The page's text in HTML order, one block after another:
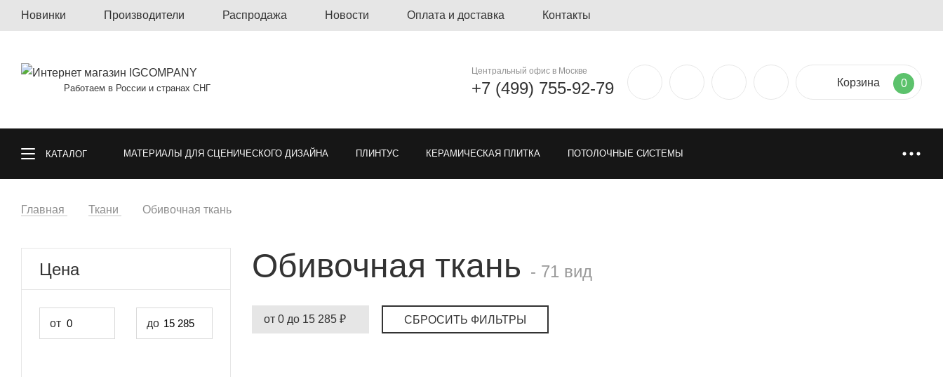
Новинки Производители Распродажа Новости Оплата и доставка Контакты
Работаем в России и странах СНГ
Центральный офис в Москве
+7 (499) 755-92-79 Корзина 0
КАТАЛОГ МАТЕРИАЛЫ ДЛЯ СЦЕНИЧЕСКОГО ДИЗАЙНА ПЛИНТУС КЕРАМИЧЕСКАЯ ПЛИТКА ПОТОЛОЧНЫЕ СИСТЕМЫ
КОВРОЛИН, КОВРОВАЯ ПЛИТКА, КОВРЫ
ГАЗОННАЯ РЕШЕТКА ДЛЯ ПАРКОВКИ
ОБОИ МАТЕРИАЛЫ ДЛЯ ПОЛА И СТЕН
Главная Ткани Обивочная ткань
Цена
от до
Обивочная ткань - 71 вид
от 0 до 15 285 ₽ СБРОСИТЬ ФИЛЬТРЫ